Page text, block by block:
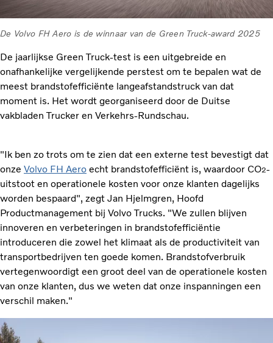
De Volvo FH Aero is de winnaar van de Green Truck-award 2025
De jaarlijkse Green Truck-test is een uitgebreide en
onafhankelijke vergelijkende perstest om te bepalen wat de
meest brandstofefficiënte langeafstandstruck van dat
moment is. Het wordt georganiseerd door de Duitse
vakbladen Trucker en Verkehrs-Rundschau.
"Ik ben zo trots om te zien dat een externe test bevestigt dat
onze Volvo FH Aero echt brandstofefficiënt is, waardoor CO2-
uitstoot en operationele kosten voor onze klanten dagelijks
worden bespaard", zegt Jan Hjelmgren, Hoofd
Productmanagement bij Volvo Trucks. "We zullen blijven
innoveren en verbeteringen in brandstofefficiëntie
introduceren die zowel het klimaat als de productiviteit van
transportbedrijven ten goede komen. Brandstofverbruik
vertegenwoordigt een groot deel van de operationele kosten
van onze klanten, dus we weten dat onze inspanningen een
verschil maken."